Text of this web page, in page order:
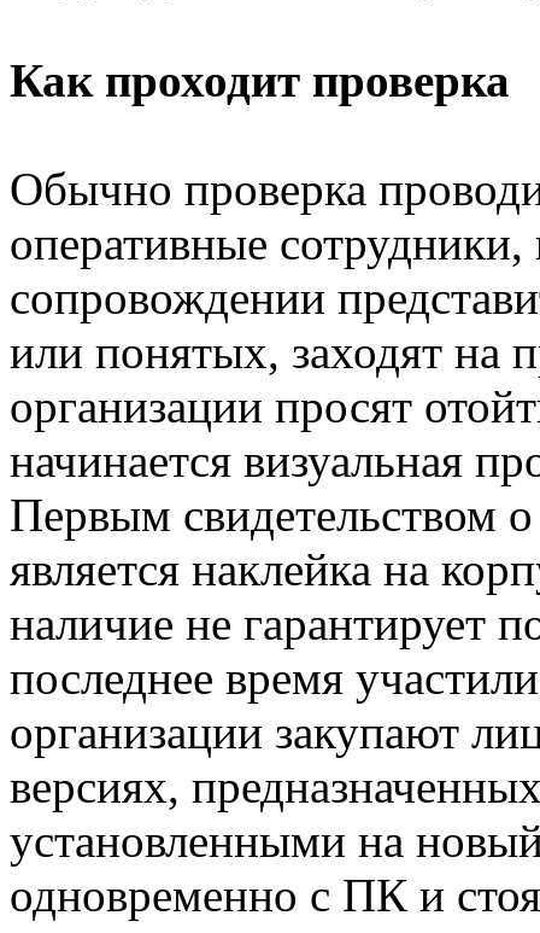
Как проходит проверка
Обычно проверка
оперативные сотрудники,
сопровождении
или понятых, заходят на
организации просят
начинается визуальная
Первым свидетельством
является наклейка на
наличие не гарантирует
последнее время
организации закупают
версиях,
установленными на
одновременно с ПК и